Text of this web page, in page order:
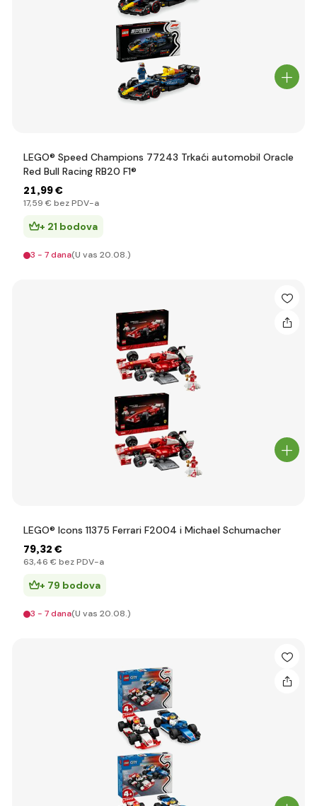
LEGO® Speed Champions 77243 Trkaći automobil Oracle
Red Bull Racing RB20 F1®
21,99 €
17,59 € bez PDV-a
+ 21 bodova
3 - 7 dana(U vas 20.08.)
LEGO® Icons 11375 Ferrari F2004 i Michael Schumacher
79,32 €
63,46 € bez PDV-a
+ 79 bodova
3 - 7 dana(U vas 20.08.)